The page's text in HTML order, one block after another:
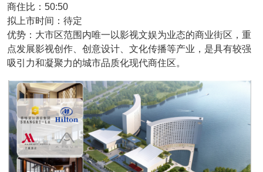
商住比：50:50
拟上市时间：待定
优势：大市区范围内唯一以影视文娱为业态的商业街区，重
点发展影视创作、创意设计、文化传播等产业，是具有较强
吸引力和凝聚力的城市品质化现代商住区。